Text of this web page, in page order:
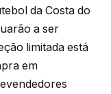
da Costa do
a ser
limitada está
em